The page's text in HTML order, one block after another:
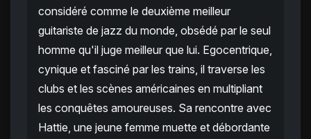
considéré comme le deuxième meilleur
guitariste de jazz du monde, obsédé par le seul
homme qu'il juge meilleur que lui. Egocentrique,
cynique et fasciné par les trains, il traverse les
clubs et les scènes américaines en multipliant
les conquêtes amoureuses. Sa rencontre avec
Hattie, une jeune femme muette et débordante